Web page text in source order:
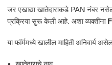
जर एखाद्या खातेदाराकडे PAN नंबर
प्रक्रिया सुरू केली आहे. अशा व्यक्तींना
या फॉर्ममध्ये खालील माहिती अनिवार्य